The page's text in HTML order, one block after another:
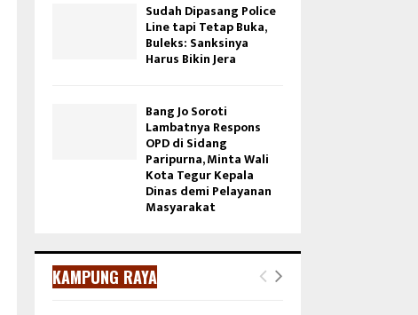
Sudah Dipasang Police
Line tapi Tetap Buka,
Buleks: Sanksinya
Harus Bikin Jera
Bang Jo Soroti
Lambatnya Respons
OPD di Sidang
Paripurna, Minta Wali
Kota Tegur Kepala
Dinas demi Pelayanan
Masyarakat
KAMPUNG RAYA